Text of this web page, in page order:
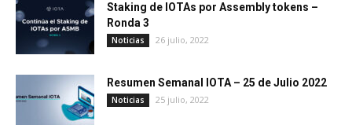
Staking de IOTAs por Assembly tokens –
Ronda 3
Noticias 26 julio, 2022
Resumen Semanal IOTA – 25 de Julio 2022
Noticias 25 julio, 2022